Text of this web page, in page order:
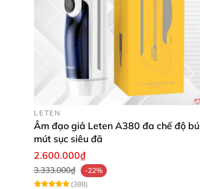
LETEN
Âm đạo giả Leten A380 đa chế độ bú
mút sục siêu đã
2.600.000₫
3.333.000₫
-22%
(388)